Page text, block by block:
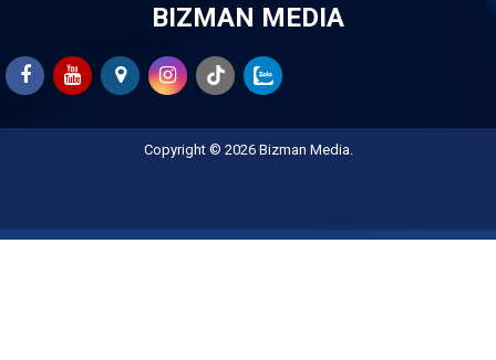
BIZMAN MEDIA
Copyright © 2026 Bizman Media